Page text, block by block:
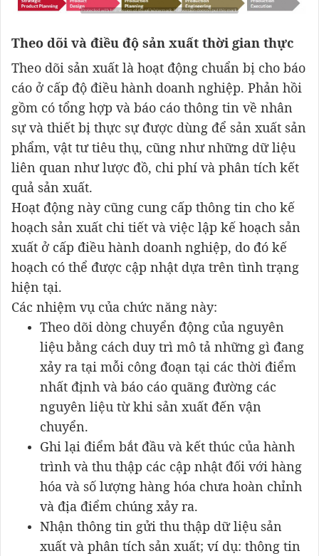
Theo dõi và điều độ sản xuất thời gian thực
Theo dõi sản xuất là hoạt động chuẩn bị cho báo
cáo ở cấp độ điều hành doanh nghiệp. Phản hồi
gồm có tổng hợp và báo cáo thông tin về nhân
sự và thiết bị thực sự được dùng để sản xuất sản
phẩm, vật tư tiêu thụ, cũng như những dữ liệu
liên quan như lược đồ, chi phí và phân tích kết
quả sản xuất.
Hoạt động này cũng cung cấp thông tin cho kế
hoạch sản xuất chi tiết và việc lập kế hoạch sản
xuất ở cấp điều hành doanh nghiệp, do đó kế
hoạch có thể được cập nhật dựa trên tình trạng
hiện tại.
Các nhiệm vụ của chức năng này:
Theo dõi dòng chuyển động của nguyên
liệu bằng cách duy trì mô tả những gì đang
xảy ra tại mỗi công đoạn tại các thời điểm
nhất định và báo cáo quãng đường các
nguyên liệu từ khi sản xuất đến vận
chuyển.
Ghi lại điểm bắt đầu và kết thúc của hành
trình và thu thập các cập nhật đối với hàng
hóa và số lượng hàng hóa chưa hoàn chỉnh
và địa điểm chúng xảy ra.
Nhận thông tin gửi thu thập dữ liệu sản
xuất và phân tích sản xuất; ví dụ: thông tin